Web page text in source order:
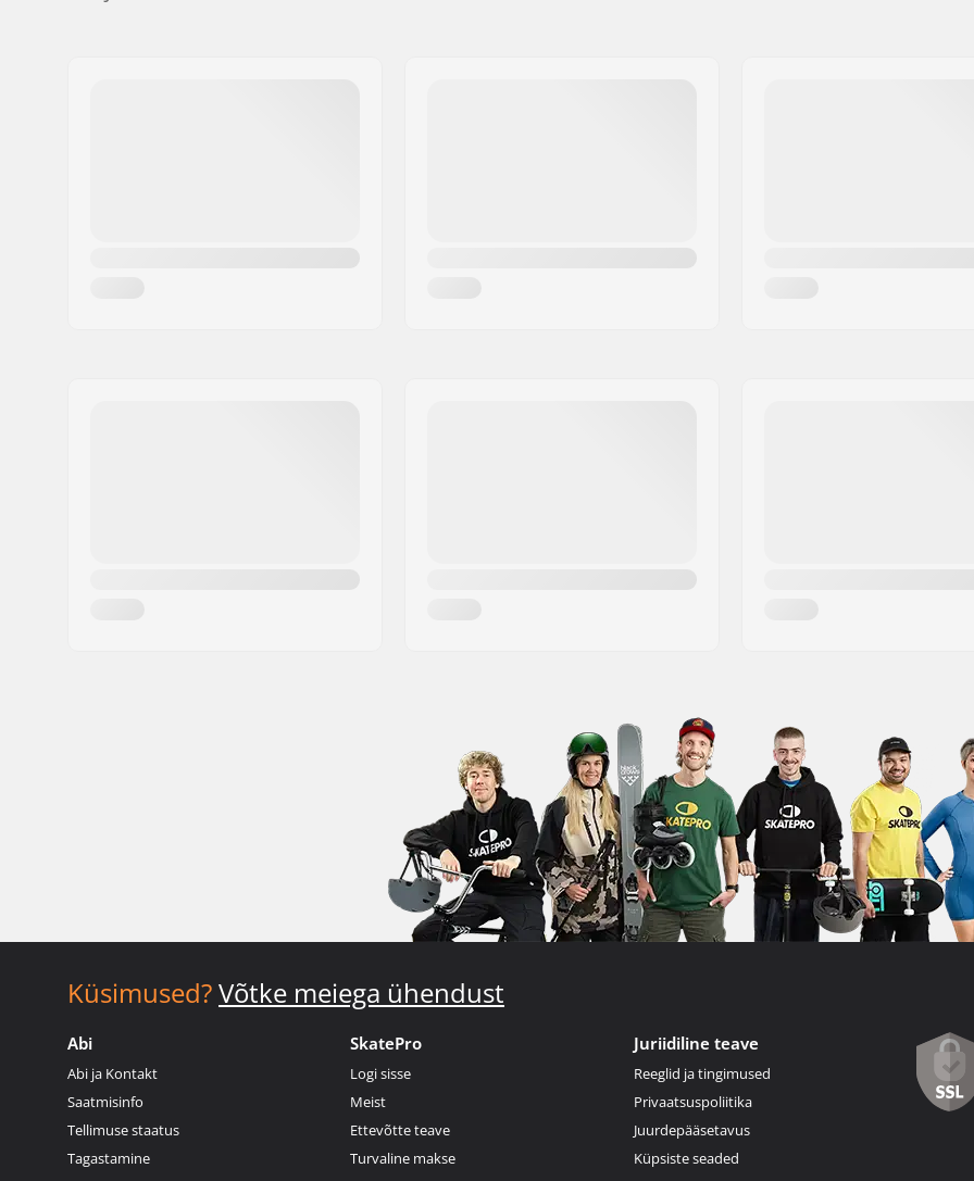
Küsimused?Võtke meiega ühendust
Abi
Abi ja Kontakt
Saatmisinfo
Tellimuse staatus
Tagastamine
SkatePro
Logi sisse
Meist
Ettevõtte teave
Turvaline makse
Juriidiline teave
Reeglid ja tingimused
Privaatsuspoliitika
Juurdepääsetavus
Küpsiste seaded